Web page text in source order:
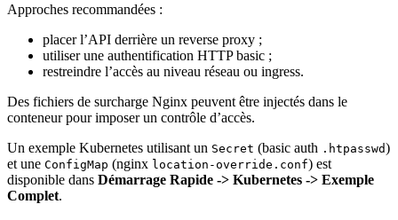
Approches recommandées :
placer l’API derrière un reverse proxy ;
utiliser une authentification HTTP basic ;
restreindre l’accès au niveau réseau ou ingress.
Des fichiers de surcharge Nginx peuvent être injectés dans le
conteneur pour imposer un contrôle d’accès.
Un exemple Kubernetes utilisant un Secret (basic auth .htpasswd)
et une ConfigMap (nginx location-override.conf) est
disponible dans Démarrage Rapide -> Kubernetes -> Exemple
Complet.